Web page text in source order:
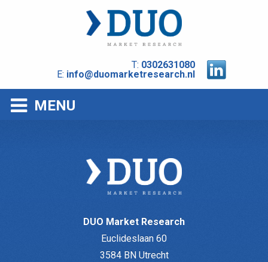
T: 0302631080
E: info@duomarketresearch.nl
MENU
DUO Market Research
Euclideslaan 60
3584 BN Utrecht